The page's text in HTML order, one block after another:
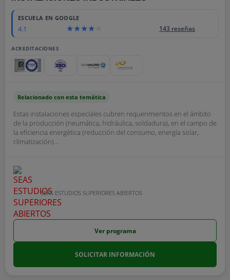
ESCUELA EN GOOGLE
4.1 143 reseñas
ACREDITACIONES
Relacionado con esta temática
Estas instalaciones especiales cubren requerimientos en el ámbito
de la producción (neumática, hidráulica, soldadura), en el campo de
la eficiencia energética (reducción del consumo, energía solar,
climatización)...
SEAS ESTUDIOS SUPERIORES ABIERTOS
Ver programa
SOLICITAR INFORMACIÓN